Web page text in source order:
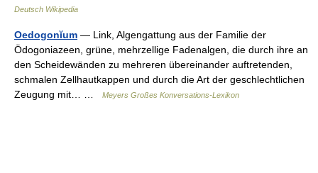
Deutsch Wikipedia
Oedogonĭum — Link, Algengattung aus der Familie der
Ödogoniazeen, grüne, mehrzellige Fadenalgen, die durch ihre an
den Scheidewänden zu mehreren übereinander auftretenden,
schmalen Zellhautkappen und durch die Art der geschlechtlichen
Zeugung mit… …
Meyers Großes Konversations-Lexikon